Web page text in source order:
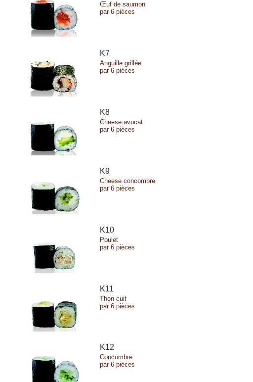
Œuf de saumon
par 6 pièces
K7
Anguille grillée
par 6 pièces
K8
Cheese avocat
par 6 pièces
K9
Cheese concombre
par 6 pièces
K10
Poulet
par 6 pièces
K11
Thon cuit
par 6 pièces
K12
Concombre
par 6 pièces